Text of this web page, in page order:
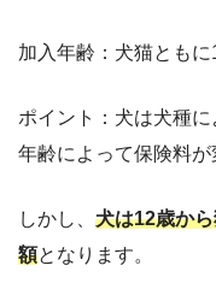
加入年齢：犬猫とも
ポイント：犬は犬種
年齢によって保険料が
しかし、 犬は12歳か
額となります。